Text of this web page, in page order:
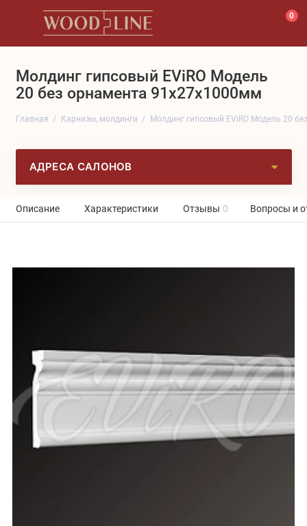
0
Молдинг гипсовый EViRO Модель
20 без орнамента 91x27x1000мм
Главная Карнизы, молдинги Молдинг гипсовый EViRO Модель 20
АДРЕСА САЛОНОВ
Описание Характеристики Отзывы 0 Вопросы и